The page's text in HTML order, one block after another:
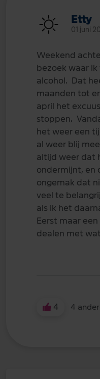
Etty
01 juni
Weekend
bezoek waar
alcohol. Dat
maanden tot
april het
stoppen.
het weer een
al weer blij
altijd weer dat
ondermijnt, en
ongemak dat
veel te
als ik het
Eerst maar
dealen met
4 4